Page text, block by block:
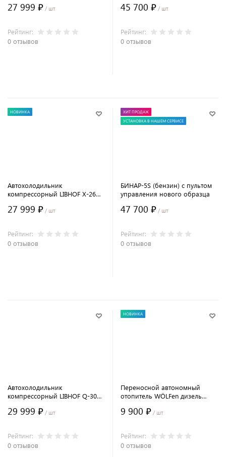
27 999 ₽ / шт
Рейтинг:
0 отзывов
45 700 ₽ / шт
Рейтинг:
0 отзывов
НОВИНКА
Автохолодильник
компрессорный LIBHOF X-26
27 999 ₽ / шт
Рейтинг:
0 отзывов
ХИТ ПРОДАЖ
УСТАНОВКА В НАШЕМ СЕРВИСЕ
БИНАР-5S (бензин) с пультом
управления нового образца
47 700 ₽ / шт
Рейтинг:
0 отзывов
Автохолодильник
компрессорный LIBHOF Q-30
29 999 ₽ / шт
Рейтинг:
0 отзывов
НОВИНКА
Переносной автономный
отопитель WÖLFen дизель
пультом ДУ
9 900 ₽ / шт
Рейтинг:
0 отзывов